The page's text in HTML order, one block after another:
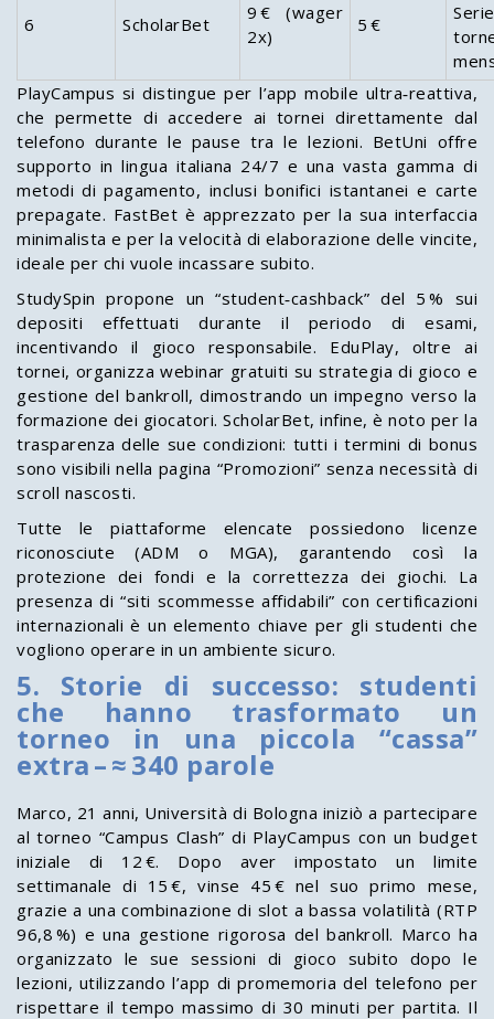
6 ScholarBet
9 € (wager
2x)
5 €
PlayCampus si distingue per l’app mobile ultra‑reattiva,
che permette di accedere ai tornei direttamente dal
telefono durante le pause tra le lezioni. BetUni offre
supporto in lingua italiana 24/7 e una vasta gamma di
metodi di pagamento, inclusi bonifici istantanei e carte
prepagate. FastBet è apprezzato per la sua interfaccia
minimalista e per la velocità di elaborazione delle vincite,
ideale per chi vuole incassare subito.
StudySpin propone un “student‑cashback” del 5 % sui
depositi effettuati durante il periodo di esami,
incentivando il gioco responsabile. EduPlay, oltre ai
tornei, organizza webinar gratuiti su strategia di gioco e
gestione del bankroll, dimostrando un impegno verso la
formazione dei giocatori. ScholarBet, infine, è noto per la
trasparenza delle sue condizioni: tutti i termini di bonus
sono visibili nella pagina “Promozioni” senza necessità di
scroll nascosti.
Tutte le piattaforme elencate possiedono licenze
riconosciute (ADM o MGA), garantendo così la
protezione dei fondi e la correttezza dei giochi. La
presenza di “siti scommesse affidabili” con certificazioni
internazionali è un elemento chiave per gli studenti che
vogliono operare in un ambiente sicuro.
5. Storie di successo: studenti
che hanno trasformato un
torneo in una piccola “cassa”
extra – ≈ 340 parole
Marco, 21 anni, Università di Bologna iniziò a partecipare
al torneo “Campus Clash” di PlayCampus con un budget
iniziale di 12 €. Dopo aver impostato un limite
settimanale di 15 €, vinse 45 € nel suo primo mese,
grazie a una combinazione di slot a bassa volatilità (RTP
96,8 %) e una gestione rigorosa del bankroll. Marco ha
organizzato le sue sessioni di gioco subito dopo le
lezioni, utilizzando l’app di promemoria del telefono per
rispettare il tempo massimo di 30 minuti per partita. Il